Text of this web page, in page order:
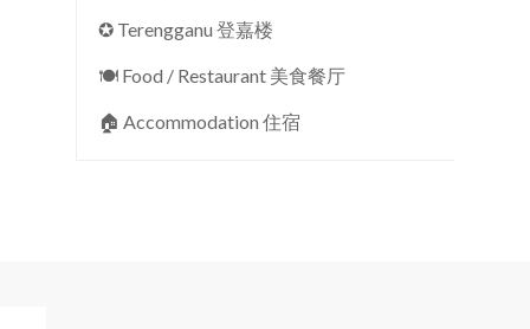
✪ Terengganu 登嘉楼
🍽 Food / Restaurant 美食餐厅
🏠︎ Accommodation 住宿